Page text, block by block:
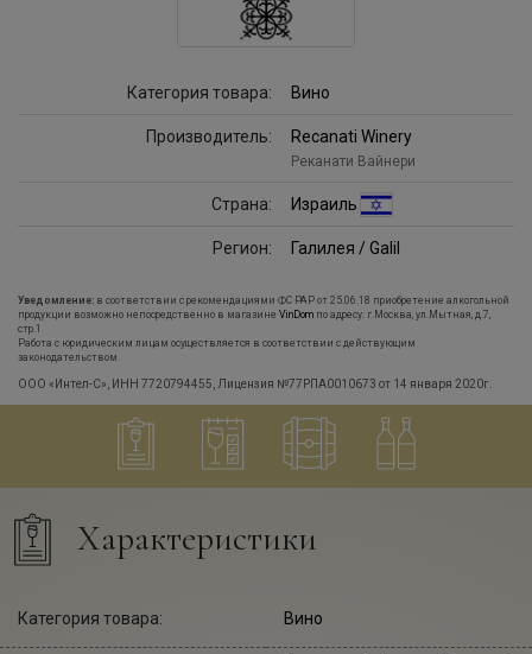
Категория товара: Вино
Производитель: Recanati Winery
Реканати Вайнери
Страна: Израиль
Регион: Галилея / Galil
Уведомление: в соответствии с рекомендациями ФС РАР от 25.06.18 приобретение алкогольной
продукции возможно непосредственно в магазине VinDom по адресу: г.Москва, ул.Мытная, д.7,
стр.1
Работа с юридическим лицам осуществляется в соответствии с действующим
законодательством.
ООО «Интел-С», ИНН 7720794455, Лицензия №77РПА0010673 от 14 января 2020г.
Характеристики
Категория товара: Вино